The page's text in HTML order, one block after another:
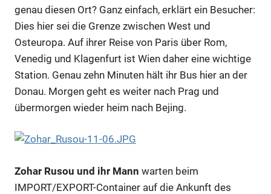
genau diesen Ort? Ganz einfach, erklärt ein Besucher:
Dies hier sei die Grenze zwischen West und
Osteuropa. Auf ihrer Reise von Paris über Rom,
Venedig und Klagenfurt ist Wien daher eine wichtige
Station. Genau zehn Minuten hält ihr Bus hier an der
Donau. Morgen geht es weiter nach Prag und
übermorgen wieder heim nach Bejing.
Zohar Rusou und ihr Mann warten beim
IMPORT/EXPORT-Container auf die Ankunft des